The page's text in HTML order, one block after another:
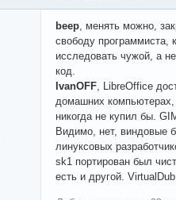
beep , менять можно,
свободу программиста,
исследовать чужой, а
код.
IvanOFF , LibreOffice
домашних
никогда не купил бы.
Видимо, нет, виндовые
линуксовых
sk1 портирован был
есть и другой.